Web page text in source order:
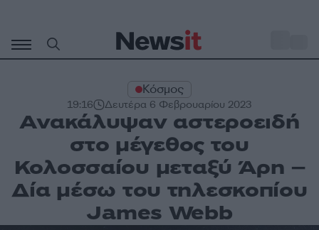
περιεχόμενο
Κόσμος
19:16 Δευτέρα 6 Φεβρουαρίου 2023
Ανακάλυψαν αστεροειδή
στο μέγεθος του
Κολοσσαίου μεταξύ Άρη –
Δία μέσω του τηλεσκοπίου
James Webb